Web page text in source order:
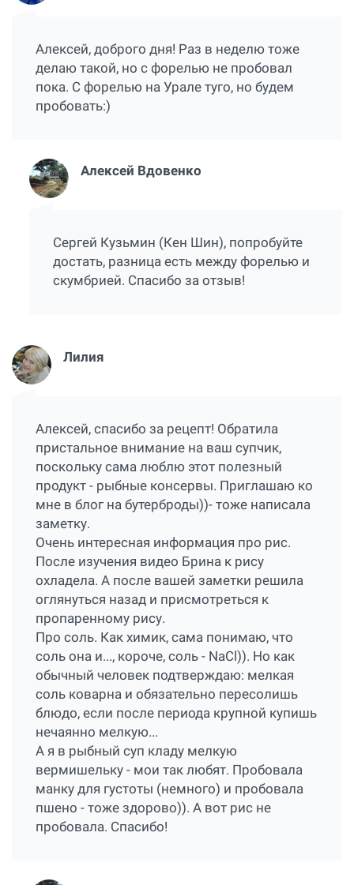
Алексей, доброго дня! Раз в неделю тоже
делаю такой, но с форелью не пробовал
пока. С форелью на Урале туго, но будем
пробовать:)
Алексей Вдовенко
Сергей Кузьмин (Кен Шин), попробуйте
достать, разница есть между форелью и
скумбрией. Спасибо за отзыв!
Лилия
Алексей, спасибо за рецепт! Обратила
пристальное внимание на ваш супчик,
поскольку сама люблю этот полезный
продукт - рыбные консервы. Приглашаю ко
мне в блог на бутерброды))- тоже написала
заметку.
Очень интересная информация про рис.
После изучения видео Брина к рису
охладела. А после вашей заметки решила
оглянуться назад и присмотреться к
пропаренному рису.
Про соль. Как химик, сама понимаю, что
соль она и..., короче, соль - NaCl)). Но как
обычный человек подтверждаю: мелкая
соль коварна и обязательно пересолишь
блюдо, если после периода крупной купишь
нечаянно мелкую...
А я в рыбный суп кладу мелкую
вермишельку - мои так любят. Пробовала
манку для густоты (немного) и пробовала
пшено - тоже здорово)). А вот рис не
пробовала. Спасибо!